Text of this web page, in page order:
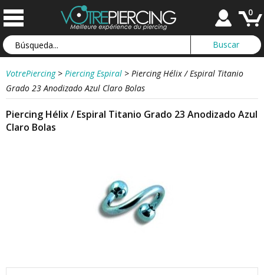
0
VotrePiercing > Piercing Espiral > Piercing Hélix / Espiral Titanio
Grado 23 Anodizado Azul Claro Bolas
Piercing Hélix / Espiral Titanio Grado 23 Anodizado Azul
Claro Bolas